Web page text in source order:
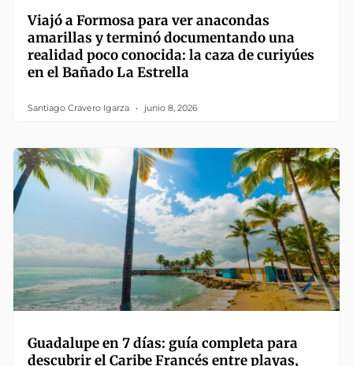
Viajó a Formosa para ver anacondas
amarillas y terminó documentando una
realidad poco conocida: la caza de curiyúes
en el Bañado La Estrella
Santiago Cravero Igarza junio 8, 2026
Guadalupe en 7 días: guía completa para
descubrir el Caribe Francés entre playas,